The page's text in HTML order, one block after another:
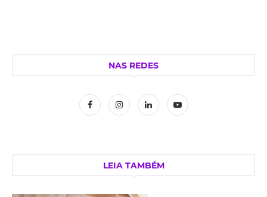
NAS REDES
LEIA TAMBÉM